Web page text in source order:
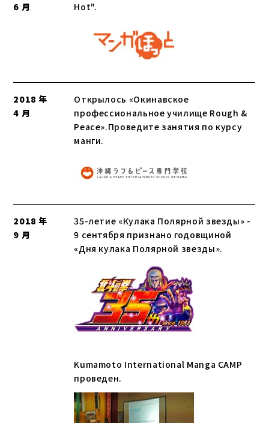
6 月
Hot".
2018 年
4 月
Открылось «Окинавское
профессиональное училище Rough &
Peace».Проведите занятия по курсу
манги.
2018 年
9 月
35-летие «Кулака Полярной звезды» -
9 сентября признано годовщиной
«Дня кулака Полярной звезды».
Kumamoto International Manga CAMP
проведен.